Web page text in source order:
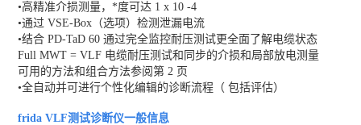
•高精准介损测量，*度可达 1 x 10 -4
•通过 VSE-Box（选项）检测泄漏电流
•结合 PD-TaD 60 通过完全监控耐压测试更全面了解电缆状态
Full MWT = VLF 电缆耐压测试和同步的介损和局部放电测量
可用的方法和组合方法参阅第 2 页
•全自动并可进行个性化编辑的诊断流程（ 包括评估）
frida VLF测试诊断仪一般信息